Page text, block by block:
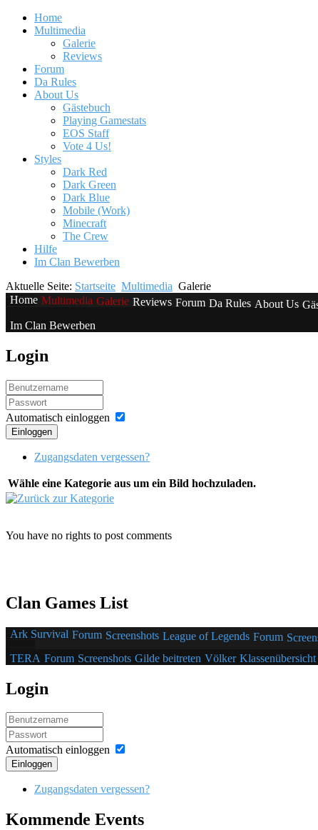
Home
Multimedia
Galerie
Reviews
Forum
Da Rules
About Us
Gästebuch
Playing Gamestats
EOS Staff
Vote 4 Us!
Styles
Dark Red
Dark Green
Dark Blue
Mobile (Work)
Minecraft
The Crew
Hilfe
Im Clan Bewerben
Aktuelle Seite: Startseite Multimedia Galerie
Home Multimedia Galerie Reviews Forum Da Rules About Us
Im Clan Bewerben
Login
Automatisch einloggen
Einloggen
Zugangsdaten vergessen?
Wähle eine Kategorie aus um ein Bild hochzuladen.
You have no rights to post comments
Clan Games List
Ark Survival Forum Screenshots League of Legends Forum
TERA Forum Screenshots Gilde beitreten Völker Klassenübersicht
Login
Automatisch einloggen
Einloggen
Zugangsdaten vergessen?
Kommende Events